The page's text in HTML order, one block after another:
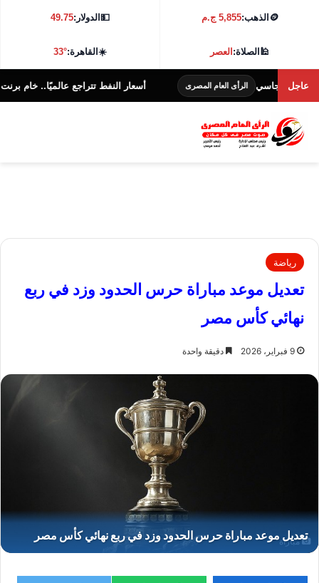
🪙 الذهب:5,855 ج.م 💵الدولار:49.75
🕌الصلاة:العصر ☀️القاهرة:33°
عاجل الرأى العام المصرى أسعار النفط تتراجع عالميًا.. خام برنت عند 79.07 دولار للبرميل
رياضة
تعديل موعد مباراة حرس الحدود وزد في ربع
نهائي كأس مصر
9 فبراير، 2026 دقيقة واحدة
مباراة